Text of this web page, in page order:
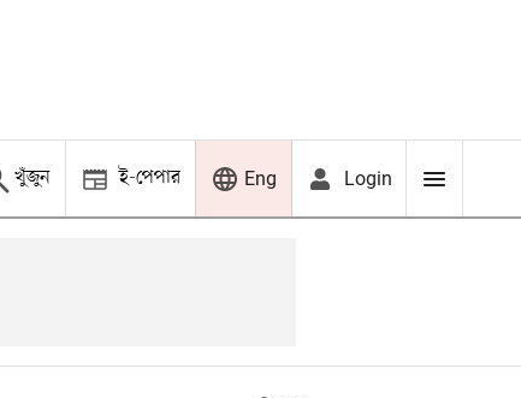
খুঁজুন ই-পেপার Eng Login